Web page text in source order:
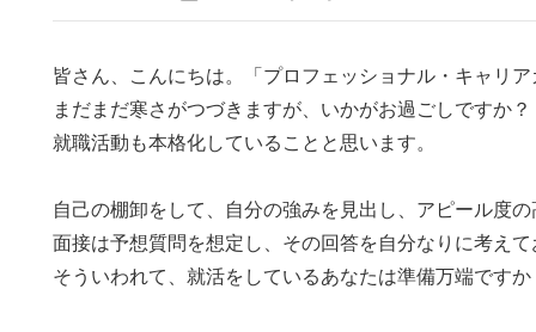
皆さん、こんにちは。「プロフェッショナル・キャリ
まだまだ寒さがつづきますが、いかがお過ごしですか？
就職活動も本格化していることと思います。
自己の棚卸をして、自分の強みを見出し、アピール度
面接は予想質問を想定し、その回答を自分なりに考えて
そういわれて、就活をしているあなたは準備万端ですか